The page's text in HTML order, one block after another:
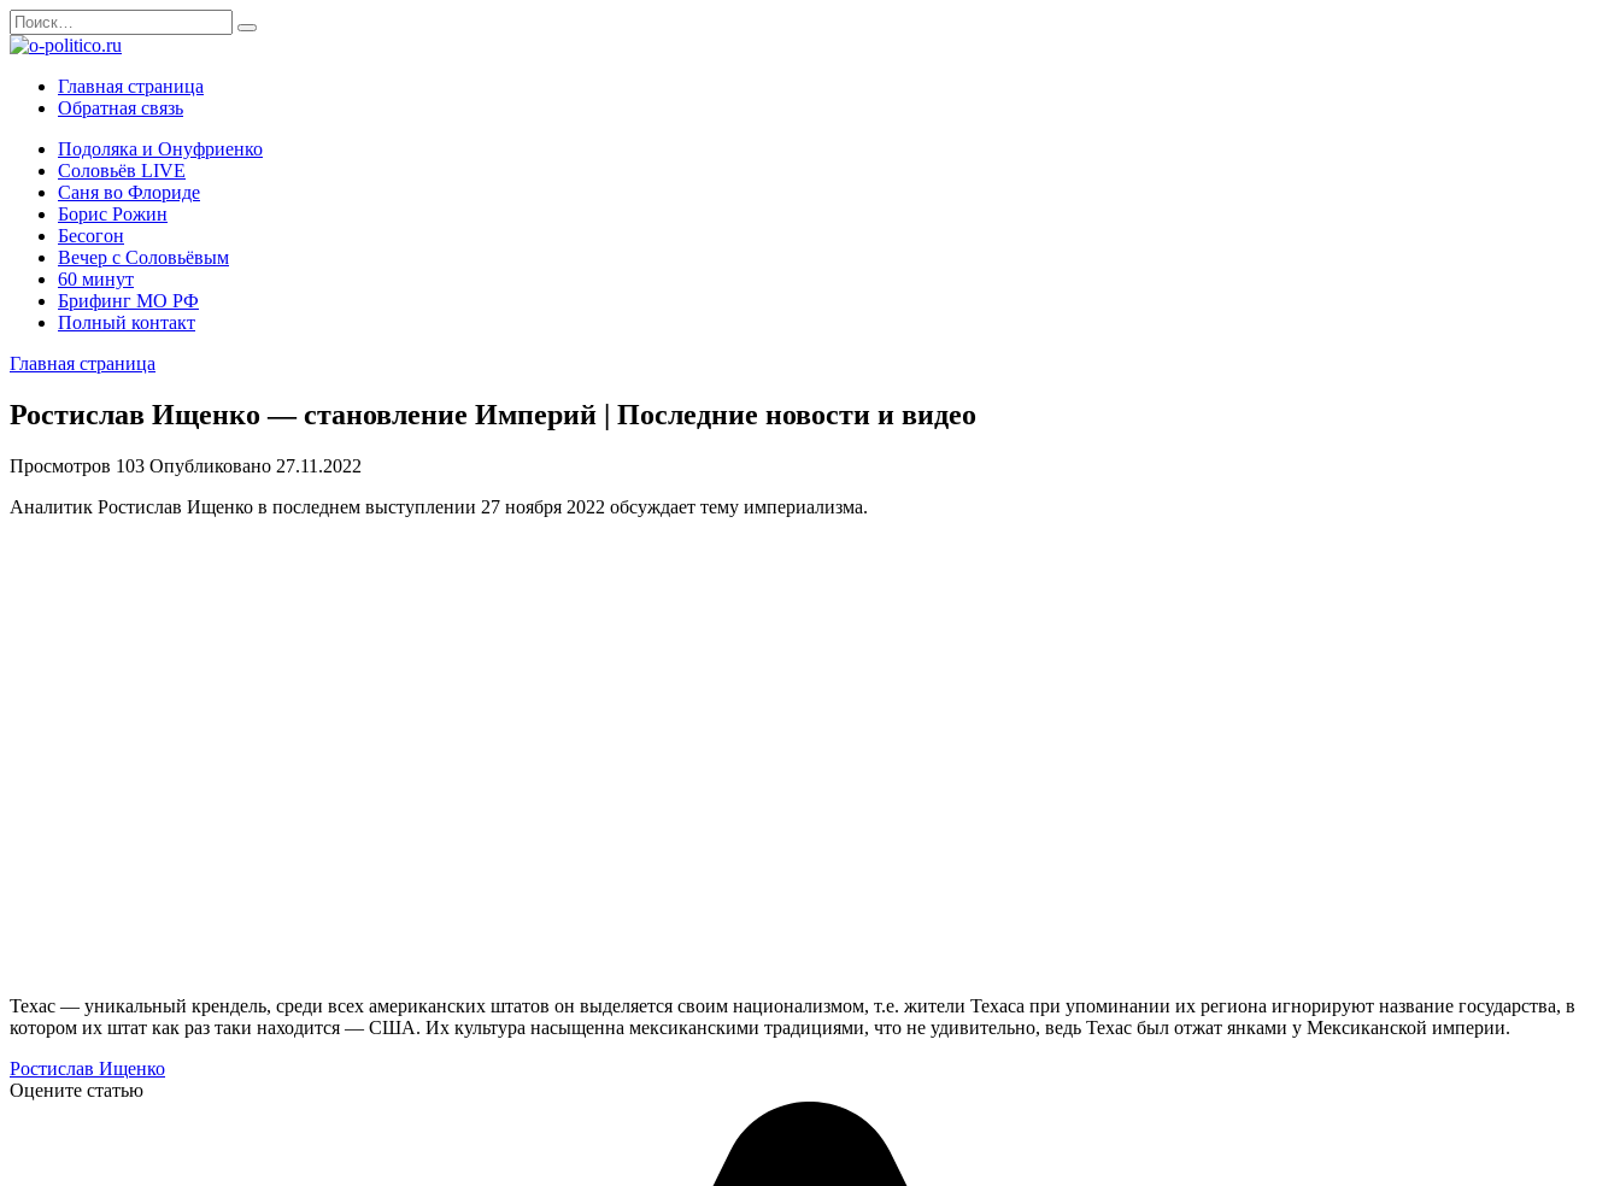
Перейти
к
содержанию
Search
for:
Главная страница
Обратная связь
Подоляка и Онуфриенко
Соловьёв LIVE
Саня во Флориде
Борис Рожин
Бесогон
Вечер с Соловьёвым
60 минут
Брифинг МО РФ
Полный контакт
Главная страница
Ростислав Ищенко — становление Империй | Последние новости и видео
Просмотров 103 Опубликовано 27.11.2022
Аналитик Ростислав Ищенко в последнем выступлении 27 ноября 2022 обсуждает тему империализма.
Техас — уникальный крендель, среди всех американских штатов он выделяется своим национализмом, т.е. жители Техаса при упоминании их региона игнорируют название государства, в
котором их штат как раз таки находится — США. Их культура насыщенна мексиканскими традициями, что не удивительно, ведь Техас был отжат янками у Мексиканской империи.
Ростислав Ищенко
Оцените статью